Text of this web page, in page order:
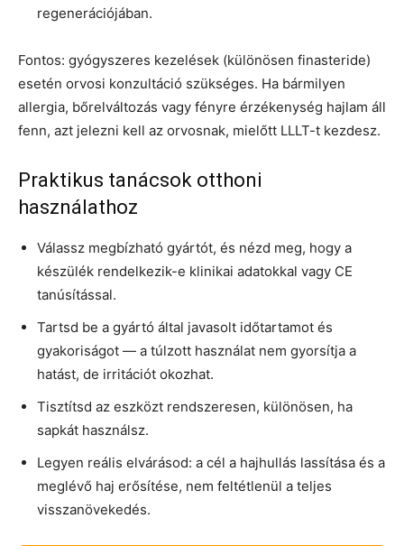
regenerációjában.
Fontos: gyógyszeres kezelések (különösen finasteride)
esetén orvosi konzultáció szükséges. Ha bármilyen
allergia, bőrelváltozás vagy fényre érzékenység hajlam áll
fenn, azt jelezni kell az orvosnak, mielőtt LLLT-t kezdesz.
Praktikus tanácsok otthoni
használathoz
Válassz megbízható gyártót, és nézd meg, hogy a
készülék rendelkezik-e klinikai adatokkal vagy CE
tanúsítással.
Tartsd be a gyártó által javasolt időtartamot és
gyakoriságot — a túlzott használat nem gyorsítja a
hatást, de irritációt okozhat.
Tisztítsd az eszközt rendszeresen, különösen, ha
sapkát használsz.
Legyen reális elvárásod: a cél a hajhullás lassítása és a
meglévő haj erősítése, nem feltétlenül a teljes
visszanövekedés.